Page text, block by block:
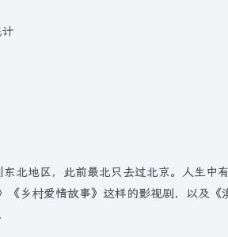
北地区，此前最北只去过北京。人生
乡村爱情故事》这样的影视剧，以及